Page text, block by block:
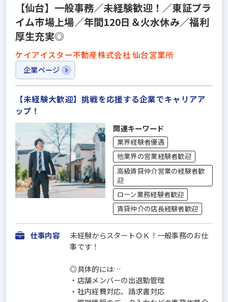
【仙台】一般事務／未経験歓迎！／東証プラ
イム市場上場／年間120日＆火水休み／福利
厚生充実◎
ケイアイスター不動産株式会社 仙台営業所
企業ページ
【未経験大歓迎】挑戦を応援する企業でキャリアア
ップ！
関連キーワード
業界経験者優遇
他業界の営業経験者歓迎
高級賃貸仲介営業の経験者歓
迎
ローン業務経験者歓迎
賃貸仲介の店長経験者歓迎
仕事内容
未経験からスタートＯＫ！一般事務のお仕
事です！
◎具体的には…
・店舗メンバーの出退勤管理
・社内経費対応、請求書対応